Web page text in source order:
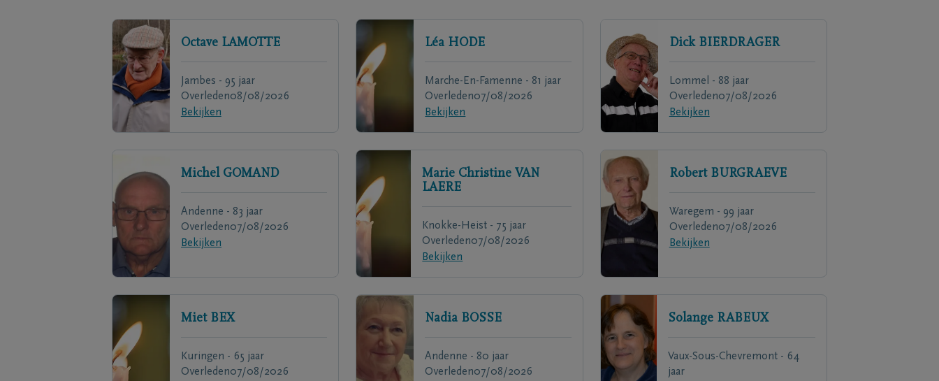
Octave LAMOTTE
Jambes - 95 jaar
Overleden08/08/2026
Bekijken
Léa HODE
Marche-En-Famenne - 81 jaar
Overleden07/08/2026
Bekijken
Dick BIERDRAGER
Lommel - 88 jaar
Overleden07/08/2026
Bekijken
Michel GOMAND
Andenne - 83 jaar
Overleden07/08/2026
Bekijken
Marie Christine VAN
LAERE
Knokke-Heist - 75 jaar
Overleden07/08/2026
Bekijken
Robert BURGRAEVE
Waregem - 99 jaar
Overleden07/08/2026
Bekijken
Miet BEX
Kuringen - 65 jaar
Overleden07/08/2026
Nadia BOSSE
Andenne - 80 jaar
Overleden07/08/2026
Solange RABEUX
Vaux-Sous-Chevremont - 64
jaar